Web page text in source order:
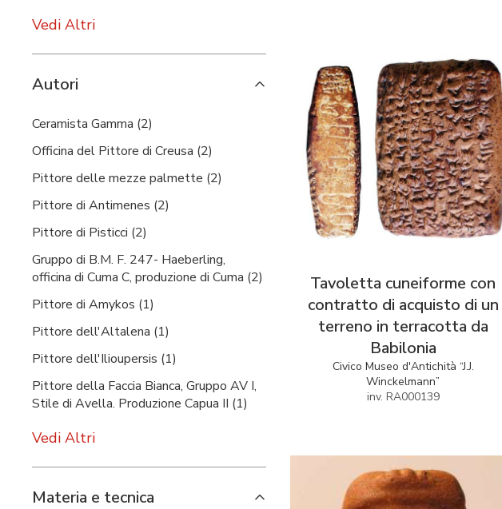
Vedi Altri
Autori
Ceramista Gamma (2)
Officina del Pittore di Creusa (2)
Pittore delle mezze palmette (2)
Pittore di Antimenes (2)
Pittore di Pisticci (2)
Gruppo di B.M. F. 247- Haeberling,
officina di Cuma C, produzione di Cuma (2)
Pittore di Amykos (1)
Pittore dell'Altalena (1)
Pittore dell'Ilioupersis (1)
Pittore della Faccia Bianca, Gruppo AV I,
Stile di Avella. Produzione Capua II (1)
Vedi Altri
Materia e tecnica
Tavoletta cuneiforme con
contratto di acquisto di un
terreno in terracotta da
Babilonia
Civico Museo d'Antichità “J.J.
Winckelmann”
inv. RA000139